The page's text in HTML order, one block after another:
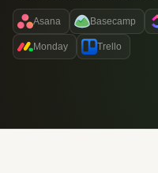
Asana Basecamp
Monday Trello